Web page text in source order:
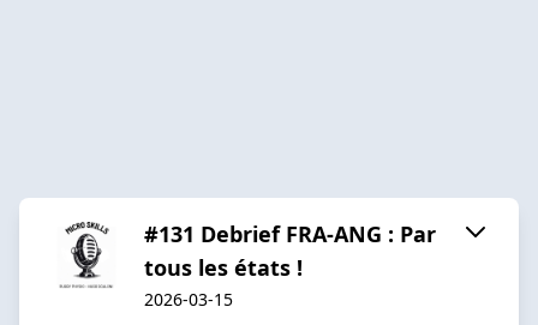
#131 Debrief FRA-ANG : Par
tous les états !
2026-03-15